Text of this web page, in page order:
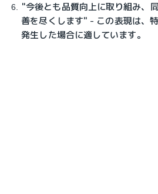
"今後とも品質向上に取り組み、
善を尽くします" - この表現は、
発生した場合に適しています。